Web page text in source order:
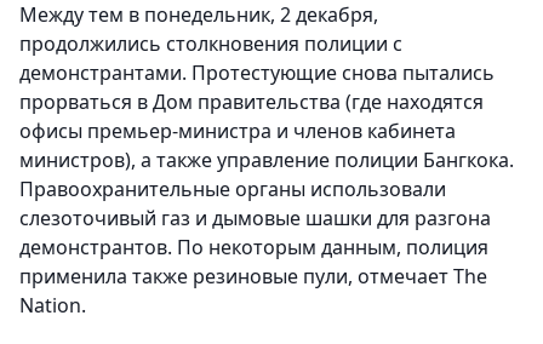
Между тем в понедельник, 2 декабря,
продолжились столкновения полиции с
демонстрантами. Протестующие снова пытались
прорваться в Дом правительства (где находятся
офисы премьер-министра и членов кабинета
министров), а также управление полиции Бангкока.
Правоохранительные органы использовали
слезоточивый газ и дымовые шашки для разгона
демонстрантов. По некоторым данным, полиция
применила также резиновые пули, отмечает The
Nation.